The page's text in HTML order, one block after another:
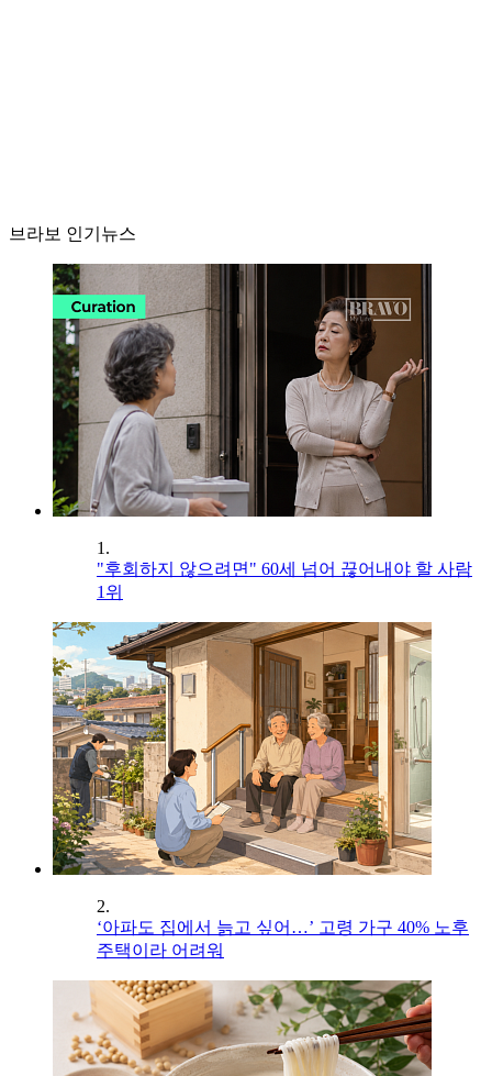
브라보 인기뉴스
1.
"후회하지 않으려면" 60세 넘어 끊어내야 할 사람
1위
2.
‘아파도 집에서 늙고 싶어…’ 고령 가구 40% 노후
주택이라 어려워